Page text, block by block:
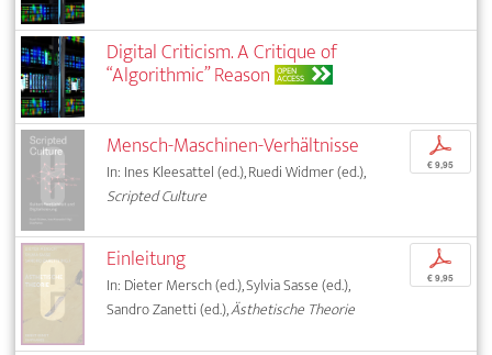
Digital Criticism. A Critique of
“Algorithmic” Reason OPEN
ACCESS
Mensch-Maschinen-Verhältnisse
In: Ines Kleesattel (ed.), Ruedi Widmer (ed.),
Scripted Culture
p
€ 9,95
Einleitung
In: Dieter Mersch (ed.), Sylvia Sasse (ed.),
Sandro Zanetti (ed.),Ästhetische Theorie
p
€ 9,95